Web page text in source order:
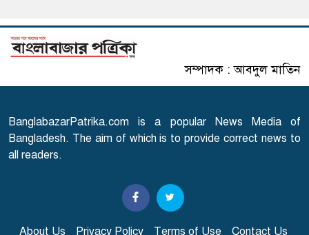
রপ্তানি বন্ধ
৬
ঘরমুখী মানুষের ঢল, গাজীপুরে
মহাসড়কে তীব্র চাপ
৭
গোপালগঞ্জে ১৫ আগস্ট পর্যন্ত
৮
৩৬ টাকায় সিম দিচ্ছে টেলিটক
সম্পাদক : আবদুল মাতিন
BanglabazarPatrika.com is a popular News Media of
Bangladesh. The aim of which is to provide correct news to
all readers.
About Us Privacy Policy Terms of Use Contact Us